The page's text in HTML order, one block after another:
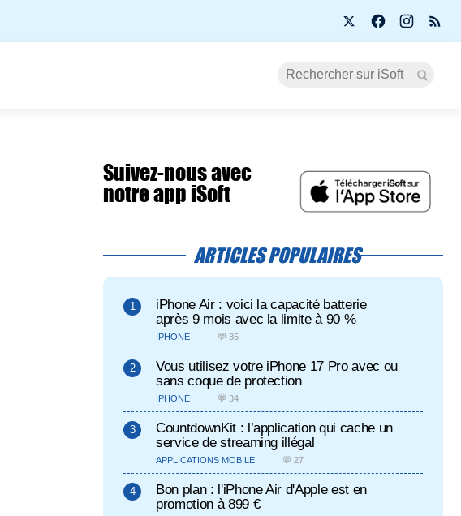
Suivez-nous avec
notre app iSoft
ARTICLES POPULAIRES
iPhone Air : voici la capacité batterie
après 9 mois avec la limite à 90 %
IPHONE 💬 35
Vous utilisez votre iPhone 17 Pro avec ou
sans coque de protection
IPHONE 💬 34
CountdownKit : l’application qui cache un
service de streaming illégal
APPLICATIONS MOBILE 💬 27
Bon plan : l'iPhone Air d'Apple est en
promotion à 899 €